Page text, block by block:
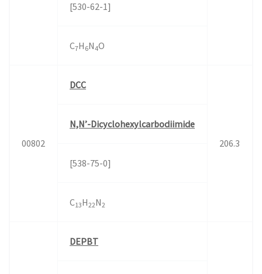
[530-62-1]
C7H 6N4O
00802
DCC
206.3
N,N’-Dicyclohexylcarbodiimide
[538-75-0]
C13H22N2
DEPBT